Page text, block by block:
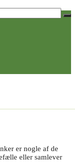
er nogle af de
eller samlever